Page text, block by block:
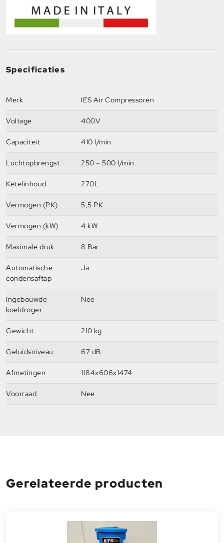
Specificaties
Merk IES Air Compressoren
Voltage 400V
Capaciteit 410 l/min
Luchtopbrengst 250 – 500 l/min
Ketelinhoud 270L
Vermogen (PK) 5,5 PK
Vermogen (kW) 4 kW
Maximale druk 8 Bar
Automatische
condensaftap
Ja
Ingebouwde
koeldroger
Nee
Gewicht 210 kg
Geluidsniveau 67 dB
Afmetingen 1184x606x1474
Voorraad Nee
Gerelateerde producten